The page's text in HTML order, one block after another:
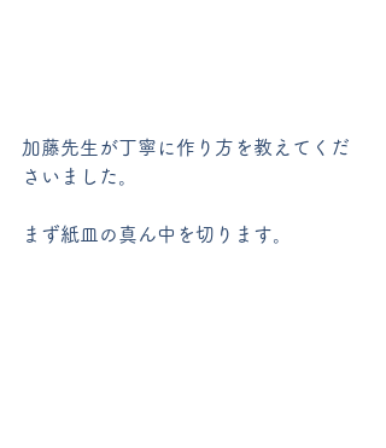
加藤先生が丁寧に作り方を教えてくだ
さいました。
まず紙皿の真ん中を切ります。